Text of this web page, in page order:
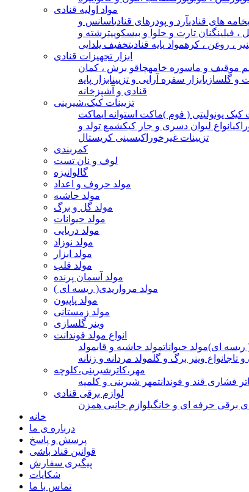
مواد اولیه قنادی
خامه های قنادیآرد و پودرهای قنادیاسانس و
، فیلینگنان تارت و حلوا و بیسکوییترشته و
، روغن ، کرهمواد پایه قنادیتخفیف یلدایی
ابزار تجهیزات قنادی
موقیف و ماسوره خامهچاقو برش ، کمان
و گلسازیابزار سفره آرایی و تزیینابزار پایه
قنادی و آشپزخانه
تزیینات کیک،شیرینی
کیک یونولیتی ( فوم )ماکت استوانه ایماکت
انواع لیوان دسری و جار کیکشمع تولد و
تزیینات غیرخوراکیسینی کریستال
کمربندی
لوف و نان تست
گالوانیزه
مولد حروف و اعداد
مولد حاشیه
مولد گل و برگ
مولد حیوانات
مولد دریایی
مولد نوزاد
مولد ابزار
مولد قلب
مولد آسمان پرنده
مولد مرواریدی( ریسه ای )
مولد پاپیون
مولد زمستانی
وینر گلسازی
انواع مولد فوندانت
ریسه ای)مولد حیواناتمولد حاشیه و قابمولد
و تاجانواع وینر برگ و گلمولد مردانه و زنانه
مهر،کاترشیرینی،کلوچه
فشاری قند و فوندانتمهر شیرینی و کلمپه
لوازم برقی قنادی
برقی حرفه ای و خانگیلوازم جانبی همزن
خانه
درباره ی ما
پرسش و پاسخ
قوانین قناد باشی
پیگیری سفارش
شکایات
تماس با ما